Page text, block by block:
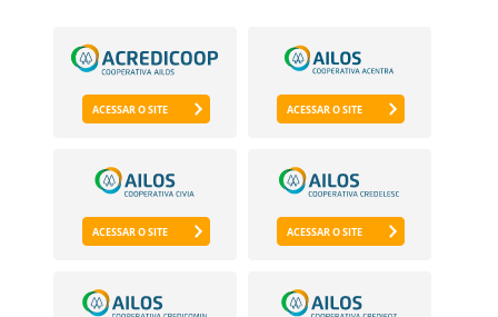
ACESSAR O SITE ACESSAR O SITE
ACESSAR O SITE ACESSAR O SITE